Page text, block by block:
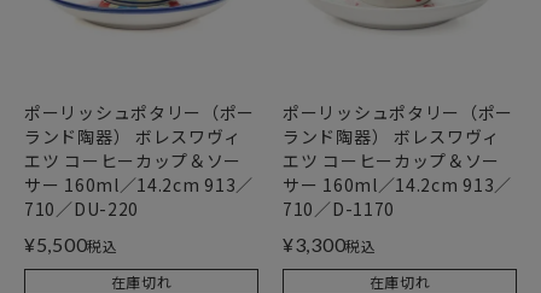
ポーリッシュポタリー（ポー
ランド陶器） ボレスワヴィ
エツ コーヒーカップ＆ソー
サー 160ml／14.2cm 913／
710／DU-220
¥5,500税込
在庫切れ
ポーリッシュポタリー（ポー
ランド陶器） ボレスワヴィ
エツ コーヒーカップ＆ソー
サー 160ml／14.2cm 913／
710／D-1170
¥3,300税込
在庫切れ